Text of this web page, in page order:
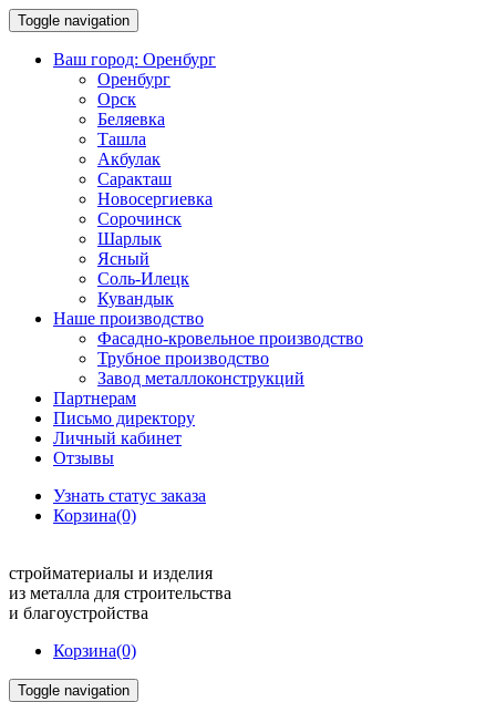
Toggle navigation
Ваш город: Оренбург
Оренбург
Орск
Беляевка
Ташла
Акбулак
Саракташ
Новосергиевка
Сорочинск
Шарлык
Ясный
Соль-Илецк
Кувандык
Наше производство
Фасадно-кровельное производство
Трубное производство
Завод металлоконструкций
Партнерам
Письмо директору
Личный кабинет
Отзывы
Узнать статус заказа
Корзина(0)
стройматериалы и изделия
из металла для строительства
и благоустройства
Корзина(0)
Toggle navigation